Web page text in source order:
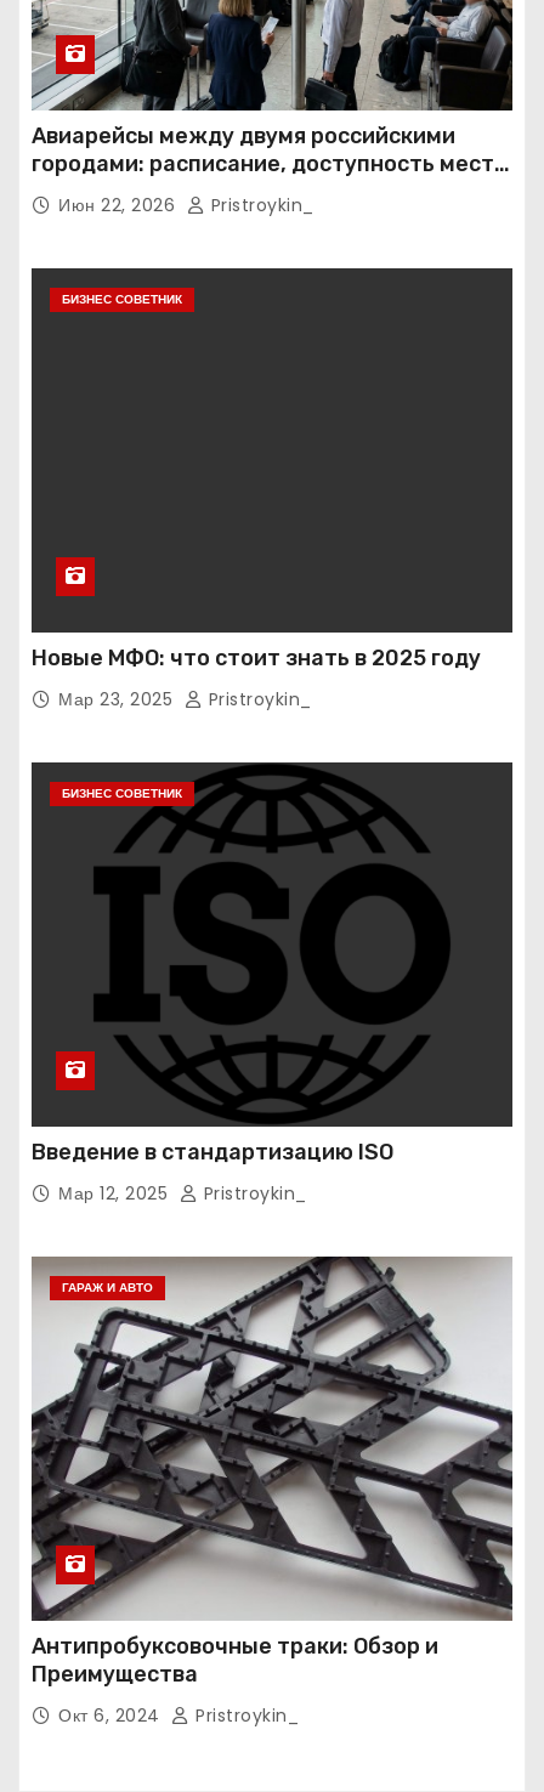
Авиарейсы между двумя российскими
городами: расписание, доступность мест и
тарифные условия
Июн 22, 2026 Pristroykin_
БИЗНЕС СОВЕТНИК
Новые МФО: что стоит знать в 2025 году
Мар 23, 2025 Pristroykin_
БИЗНЕС СОВЕТНИК
Введение в стандартизацию ISO
Мар 12, 2025 Pristroykin_
ГАРАЖ И АВТО
Антипробуксовочные траки: Обзор и
Преимущества
Окт 6, 2024 Pristroykin_